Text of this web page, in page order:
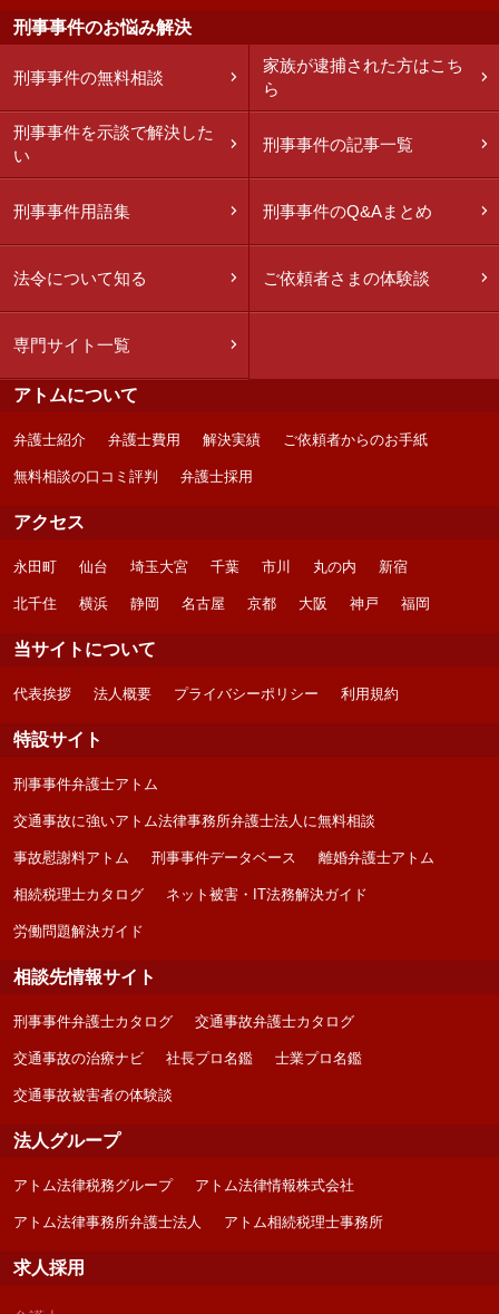
刑事事件のお悩み解決
刑事事件の無料相談
家族が逮捕された方はこち
ら
刑事事件を示談で解決した
い
刑事事件の記事一覧
刑事事件用語集 刑事事件のQ&Aまとめ
法令について知る ご依頼者さまの体験談
専門サイト一覧
アトムについて
弁護士紹介 弁護士費用 解決実績 ご依頼者からのお手紙
無料相談の口コミ評判 弁護士採用
アクセス
永田町 仙台 埼玉大宮 千葉 市川 丸の内 新宿
北千住 横浜 静岡 名古屋 京都 大阪 神戸 福岡
当サイトについて
代表挨拶 法人概要 プライバシーポリシー 利用規約
特設サイト
刑事事件弁護士アトム
交通事故に強いアトム法律事務所弁護士法人に無料相談
事故慰謝料アトム 刑事事件データベース 離婚弁護士アトム
相続税理士カタログ ネット被害・IT法務解決ガイド
労働問題解決ガイド
相談先情報サイト
刑事事件弁護士カタログ 交通事故弁護士カタログ
交通事故の治療ナビ 社長プロ名鑑 士業プロ名鑑
交通事故被害者の体験談
法人グループ
アトム法律税務グループ アトム法律情報株式会社
アトム法律事務所弁護士法人 アトム相続税理士事務所
求人採用